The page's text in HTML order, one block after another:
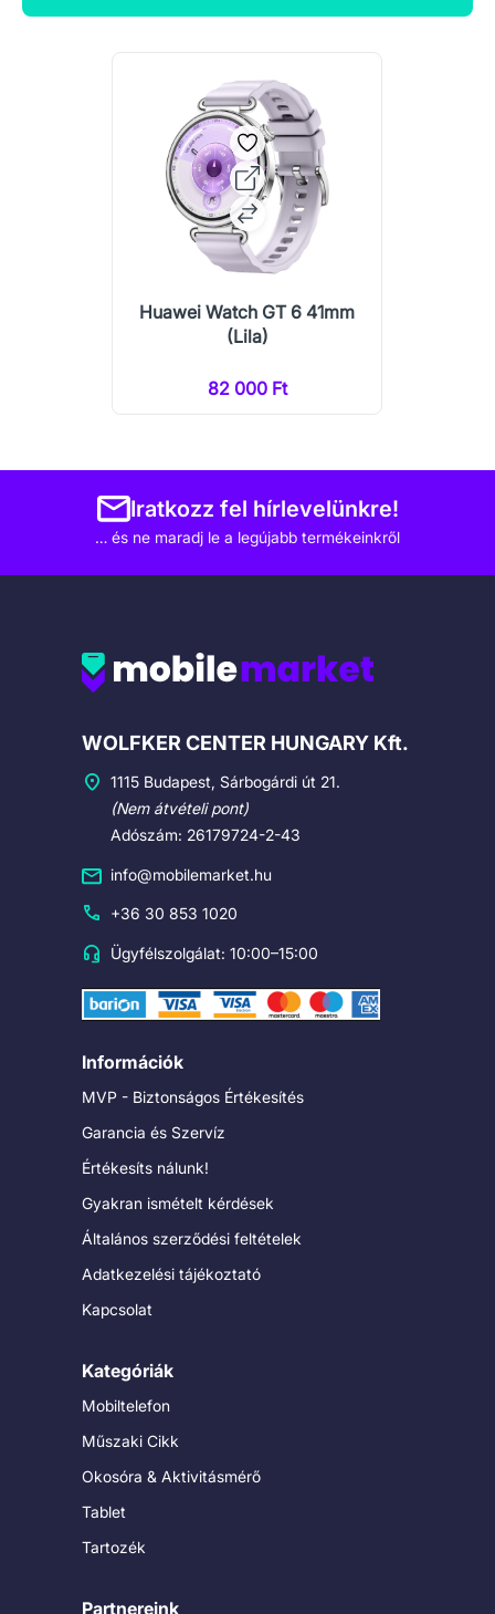
Huawei Watch GT 6 41mm
(Lila)
82 000 Ft
Iratkozz fel hírlevelünkre!
… és ne maradj le a legújabb termékeinkről
Cégadatok
WOLFKER CENTER HUNGARY Kft.
1115 Budapest, Sárbogárdi út 21.
(Nem átvételi pont)
Adószám: 26179724-2-43
info@mobilemarket.hu
+36 30 853 1020
Ügyfélszolgálat: 10:00–15:00
Információk
MVP - Biztonságos Értékesítés
Garancia és Szervíz
Értékesíts nálunk!
Gyakran ismételt kérdések
Általános szerződési feltételek
Adatkezelési tájékoztató
Kapcsolat
Kategóriák
Mobiltelefon
Műszaki Cikk
Okosóra & Aktivitásmérő
Tablet
Tartozék
Partnereink